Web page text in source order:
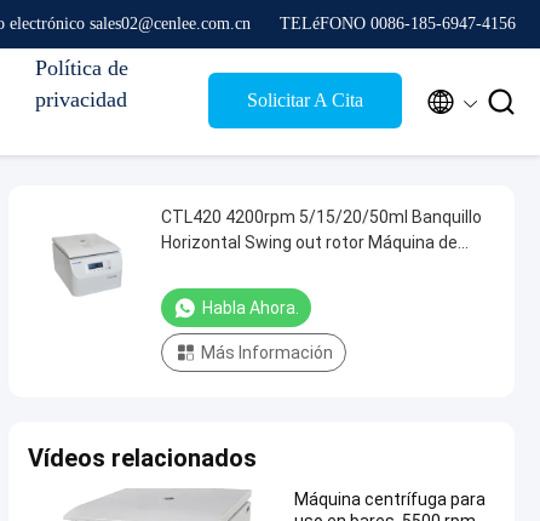
electrónico sales02@cenlee.com.cn TELéFONO 0086-185-6947-4156
Política de
privacidad
Solicitar A Cita  
CTL420 4200rpm 5/15/20/50ml Banquillo
Horizontal Swing out rotor Máquina de
Habla Ahora.
Más Información
Vídeos relacionados
Máquina centrífuga para